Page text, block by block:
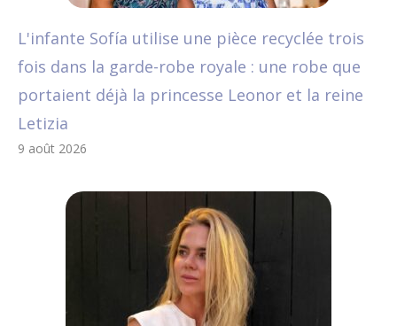
L'infante Sofía utilise une pièce recyclée trois
fois dans la garde-robe royale : une robe que
portaient déjà la princesse Leonor et la reine
Letizia
9 août 2026